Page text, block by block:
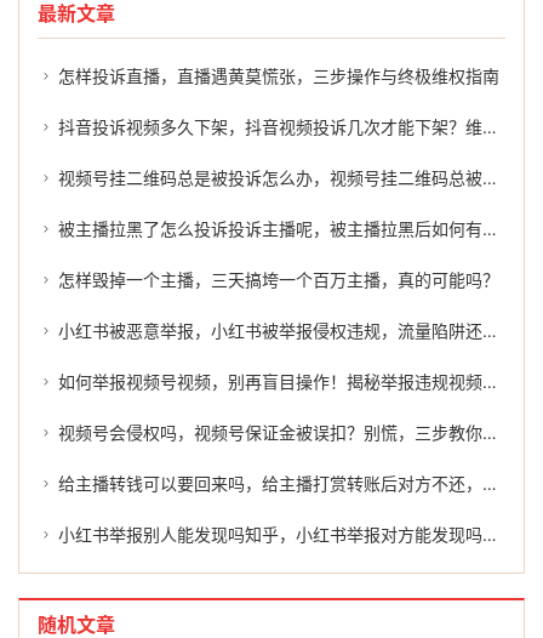
最新文章
怎样投诉直播，直播遇黄莫慌张，三步操作与终极维权指南
抖音投诉视频多久下架，抖音视频投诉几次才能下架？维权路上的真相与捷径
视频号挂二维码总是被投诉怎么办，视频号挂二维码总被投诉？你踩的坑里，藏着裁判的误判
被主播拉黑了怎么投诉投诉主播呢，被主播拉黑后如何有效投诉？这份维权指南请收好
怎样毁掉一个主播，三天搞垮一个百万主播，真的可能吗？
小红书被恶意举报，小红书被举报侵权违规，流量陷阱还是监管警钟？
如何举报视频号视频，别再盲目操作！揭秘举报违规视频号的正确思路与最佳方法
视频号会侵权吗，视频号保证金被误扣？别慌，三步教你有效投诉与维权
给主播转钱可以要回来吗，给主播打赏转账后对方不还，除了认栽你还能做这三件事
小红书举报别人能发现吗知乎，小红书举报对方能发现吗？一篇给你讲明白
随机文章